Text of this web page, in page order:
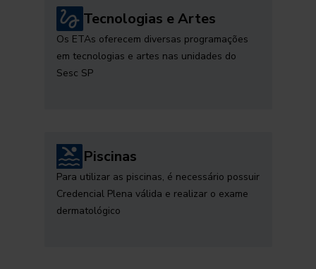
Tecnologias e Artes
Os ETAs oferecem diversas programações
em tecnologias e artes nas unidades do
Sesc SP
Piscinas
Para utilizar as piscinas, é necessário possuir
Credencial Plena válida e realizar o exame
dermatológico